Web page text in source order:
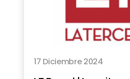
17 Diciembre 2024